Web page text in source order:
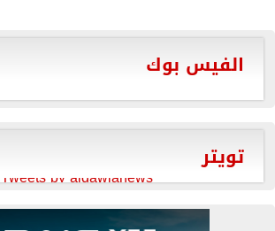
الفيس بوك
تويتر
Tweets by aldawlanews